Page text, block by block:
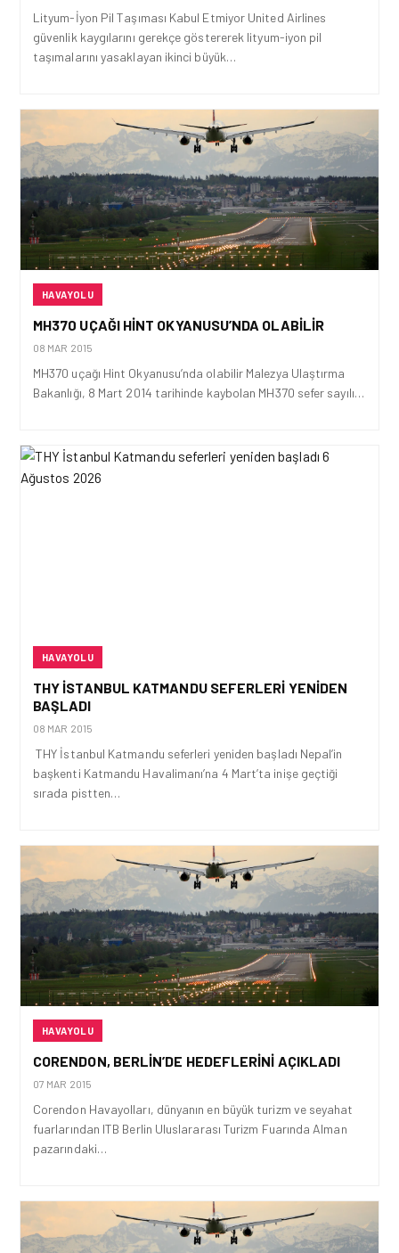
Lityum-İyon Pil Taşıması Kabul Etmiyor United Airlines
güvenlik kaygılarını gerekçe göstererek lityum-iyon pil
taşımalarını yasaklayan ikinci büyük…
HAVAYOLU
MH370 UÇAĞI HINT OKYANUSU’NDA OLABILIR
08 MAR 2015
MH370 uçağı Hint Okyanusu’nda olabilir Malezya Ulaştırma
Bakanlığı, 8 Mart 2014 tarihinde kaybolan MH370 sefer sayılı…
HAVAYOLU
THY İSTANBUL KATMANDU SEFERLERI YENIDEN
BAŞLADI
08 MAR 2015
THY İstanbul Katmandu seferleri yeniden başladı Nepal’in
başkenti Katmandu Havalimanı’na 4 Mart’ta inişe geçtiği
sırada pistten…
HAVAYOLU
CORENDON, BERLIN’DE HEDEFLERINI AÇIKLADI
07 MAR 2015
Corendon Havayolları, dünyanın en büyük turizm ve seyahat
fuarlarından ITB Berlin Uluslararası Turizm Fuarında Alman
pazarındaki…